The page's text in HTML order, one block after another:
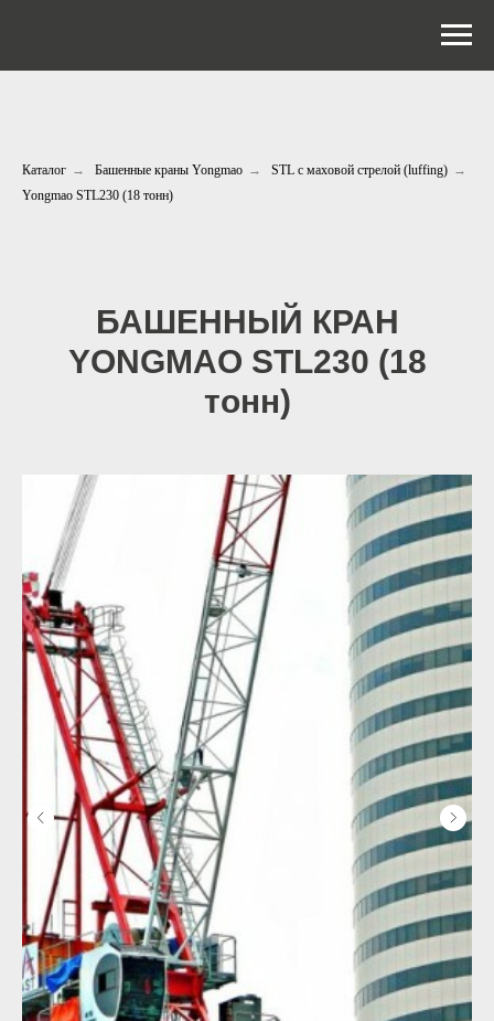
Каталог → Башенные краны Yongmao → STL с маховой стрелой (luffing) →
Yongmao STL230 (18 тонн)
БАШЕННЫЙ КРАН
YONGMAO STL230 (18
тонн)